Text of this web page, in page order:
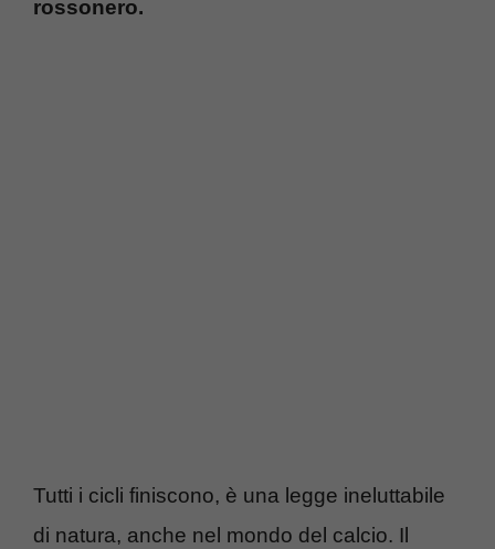
rossonero.
Tutti i cicli finiscono, è una legge ineluttabile
di natura, anche nel mondo del calcio. Il